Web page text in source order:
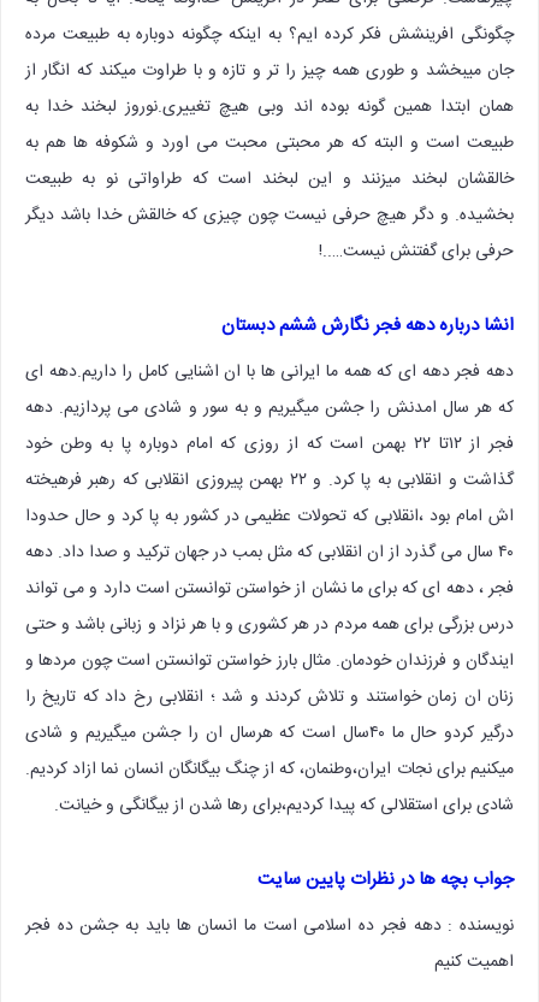
چگونگی افرینشش فکر کرده ایم؟ به اینکه چگونه دوباره به طبیعت مرده
جان میبخشد و طوری همه چیز را تر‌ و تازه و با طراوت میکند که انگار از
همان ابتدا همین گونه بوده اند وبی هیچ تغییری.نوروز لبخند خدا به
طبیعت است و البته که هر محبتی محبت می اورد و شکوفه ها هم به
خالقشان لبخند میزنند و این لبخند است که طراواتی نو به طبیعت
بخشیده. و دگر هیچ حرفی نیست چون چیزی که خالقش خدا باشد دیگر
حرفی برای گفتنش نیست…..!
انشا درباره دهه فجر نگارش ششم دبستان
دهه فجر دهه ای که همه ما ایرانی ها با ان اشنایی کامل را داریم.دهه ای
که هر سال امدنش را جشن میگیریم و به سور و شادی می پردازیم. دهه
فجر از ۱۲تا ۲۲ بهمن است که از روزی که امام دوباره پا به وطن خود
گذاشت و انقلابی به پا کرد. و ۲۲ بهمن پیروزی انقلابی که رهبر فرهیخته
اش امام بود ،انقلابی که تحولات عظیمی در کشور به پا کرد و حال حدودا
۴۰ سال می گذرد از ان انقلابی که مثل بمب در جهان ترکید و صدا داد. دهه
فجر ، دهه ای که برای ما نشان از خواستن توانستن است دارد و می تواند
درس بزرگی برای همه مردم در هر کشوری و با هر نزاد و زبانی باشد و حتی
ایندگان و فرزندان خودمان. مثال بارز خواستن توانستن است چون مردها و
زنان ان زمان خواستند و تلاش کردند و شد ؛ انقلابی رخ داد که تاریخ را
درگیر کردو حال ما ۴۰سال است که هرسال ان را جشن میگیریم و شادی
میکنیم برای نجات ایران،وطنمان، که از چنگ بیگانگان انسان نما ازاد کردیم.
شادی برای استقلالی که پیدا کردیم،برای رها شدن از بیگانگی و خیانت.
جواب بچه ها در نظرات پایین سایت
نویسنده : دهه فجر ده اسلامی است ما انسان ها باید به جشن ده فجر
اهمیت کنیم